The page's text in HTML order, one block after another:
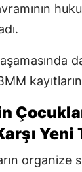
organize